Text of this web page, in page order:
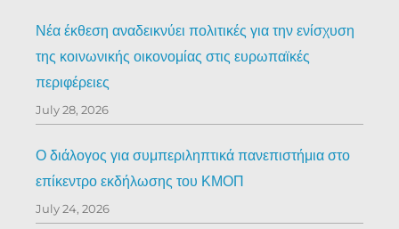
Νέα έκθεση αναδεικνύει πολιτικές για την ενίσχυση
της κοινωνικής οικονομίας στις ευρωπαϊκές
περιφέρειες
July 28, 2026
Ο διάλογος για συμπεριληπτικά πανεπιστήμια στο
επίκεντρο εκδήλωσης του ΚΜΟΠ
July 24, 2026